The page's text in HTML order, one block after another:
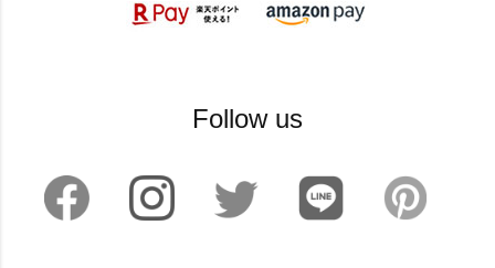
Follow us